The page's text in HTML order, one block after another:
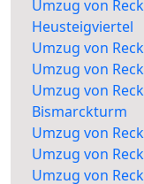
Umzug von
Heusteigviertel
Umzug von
Umzug von
Umzug von
Bismarckturm
Umzug von
Umzug von
Umzug von